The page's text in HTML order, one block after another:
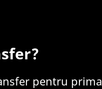
pentru prima